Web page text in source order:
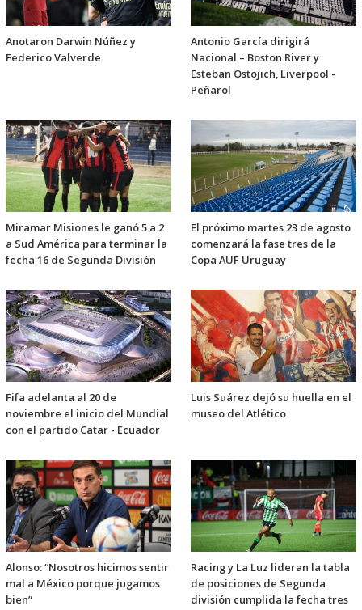
Anotaron Darwin Núñez y
Federico Valverde
Antonio García dirigirá
Nacional – Boston River y
Esteban Ostojich, Liverpool -
Peñarol
Miramar Misiones le ganó 5 a 2
a Sud América para terminar la
fecha 16 de Segunda División
El próximo martes 23 de agosto
comenzará la fase tres de la
Copa AUF Uruguay
Fifa adelanta al 20 de
noviembre el inicio del Mundial
con el partido Catar - Ecuador
Luis Suárez dejó su huella en el
museo del Atlético
Alonso: “Nosotros hicimos sentir
mal a México porque jugamos
bien”
Racing y La Luz lideran la tabla
de posiciones de Segunda
división cumplida la fecha tres